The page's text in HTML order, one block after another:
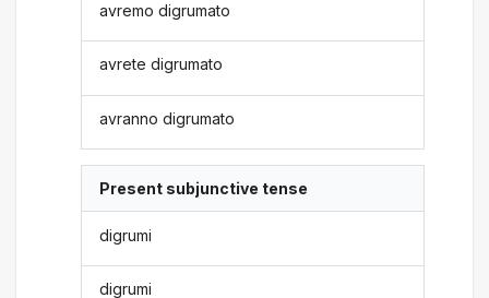
avremo digrumato
avrete digrumato
avranno digrumato
Present subjunctive tense
digrumi
digrumi